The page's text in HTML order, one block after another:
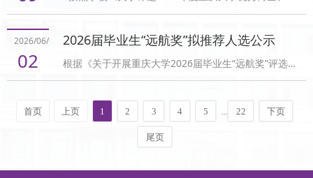
辅导员。新增2026级硕士研究生田叶恒、2024级硕士
2026级硕士研究生黎雨鑫担任2025级硕士研究生兼职
辅导员，2026级研究...
士学位论文（实践成果）的通知》要求，经学生申请、
2026年度重庆大学优秀博士、硕士学位论文评选，相关
信息公示如下：学位层次学生姓名导师姓名专业代码及
名称学位论文题目授位日期博士程胡强廖晓峰(081200)
计算机科学与技术网络化分布式优化算法及其隐私保护
策略研究2025-06-25博士刘春晖刘凯(081200)计算机科
2026/06/
02
2026届毕业生“远航奖”拟推荐人选公示
根据《关于开展重庆大学2026届毕业生“远航奖”评选工
作的通知》要求，经个人申请，学院组织评审，现将
2026届毕业生“远航奖”推荐名单进行公示，具体如下：
2022级博士程文辉、2023级硕士邵北辰、2022级本科
生王超然公示时间：2026年6月2日-6月4日公示期内如
首页 上页 1 2 3 4 5 ... 22 下页
尾页